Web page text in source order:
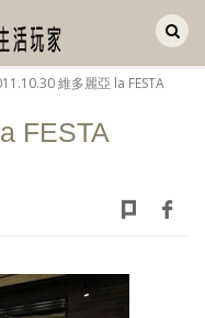
維多麗亞 la FESTA
FESTA